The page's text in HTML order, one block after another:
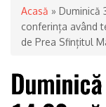
Acasă » Duminică
conferința având
de Prea Sfințitul